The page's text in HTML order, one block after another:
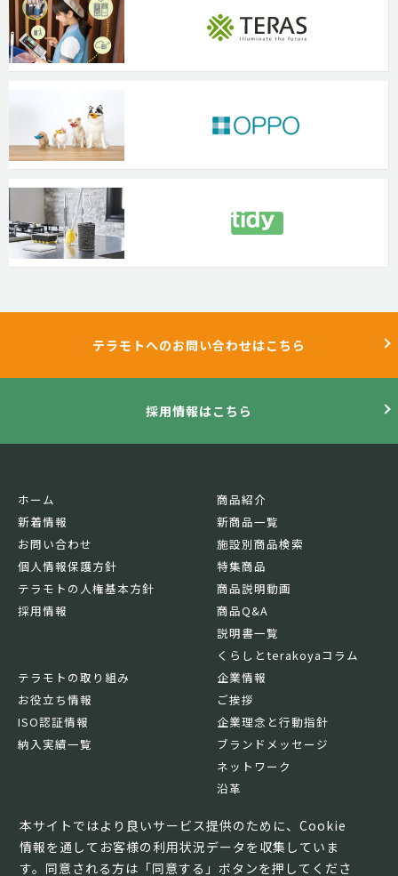
本サイトではより良いサービス提供のために、Cookie
情報を通してお客様の利用状況データを収集していま
す。同意される方は「同意する」ボタンを押してくださ
テラモトへのお問い合わせはこちら
採用情報はこちら
ホーム
新着情報
お問い合わせ
個人情報保護方針
テラモトの人権基本方針
採用情報
商品紹介
新商品一覧
施設別商品検索
特集商品
商品説明動画
商品Q&A
説明書一覧
くらしとterakoyaコラム
テラモトの取り組み
お役立ち情報
ISO認証情報
納入実績一覧
企業情報
ご挨拶
企業理念と行動指針
ブランドメッセージ
ネットワーク
沿革